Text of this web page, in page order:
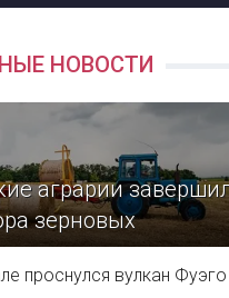
НОВОСТИ
аграрии
зерновых
проснулся вулкан Фуэго